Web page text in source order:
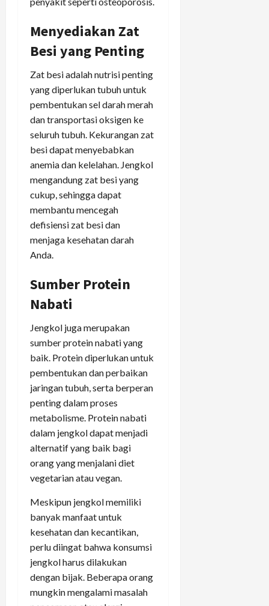
Menyediakan Zat
Besi yang Penting
Zat besi adalah nutrisi penting
yang diperlukan tubuh untuk
pembentukan sel darah merah
dan transportasi oksigen ke
seluruh tubuh. Kekurangan zat
besi dapat menyebabkan
anemia dan kelelahan. Jengkol
mengandung zat besi yang
cukup, sehingga dapat
membantu mencegah
defisiensi zat besi dan
menjaga kesehatan darah
Anda.
Sumber Protein
Nabati
Jengkol juga merupakan
sumber protein nabati yang
baik. Protein diperlukan untuk
pembentukan dan perbaikan
jaringan tubuh, serta berperan
penting dalam proses
metabolisme. Protein nabati
dalam jengkol dapat menjadi
alternatif yang baik bagi
orang yang menjalani diet
vegetarian atau vegan.
Meskipun jengkol memiliki
banyak manfaat untuk
kesehatan dan kecantikan,
perlu diingat bahwa konsumsi
jengkol harus dilakukan
dengan bijak. Beberapa orang
mungkin mengalami masalah